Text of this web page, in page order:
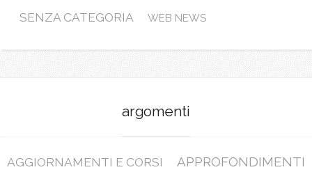
SENZA CATEGORIA WEB NEWS
argomenti
AGGIORNAMENTI E CORSI APPROFONDIMENTI